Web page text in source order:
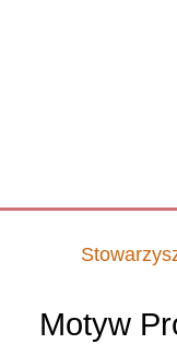
Motyw